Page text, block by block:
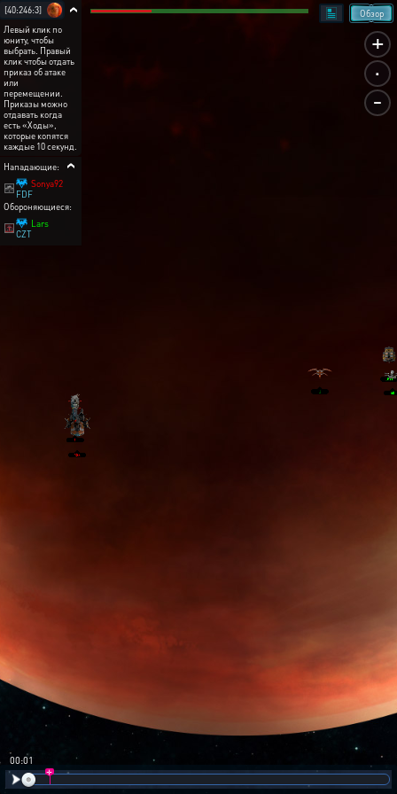
+
.
-
Обзор
[40:246:3]
Левый клик по
юниту, чтобы
выбрать. Правый
клик чтобы отдать
приказ об атаке
или
перемещении.
Приказы можно
отдавать когда
есть «Ходы»,
которые копятся
каждые 10 секунд.
Нападающие:
Sonya92
FDF
Обороняющиеся:
Lars
CZT
00:02